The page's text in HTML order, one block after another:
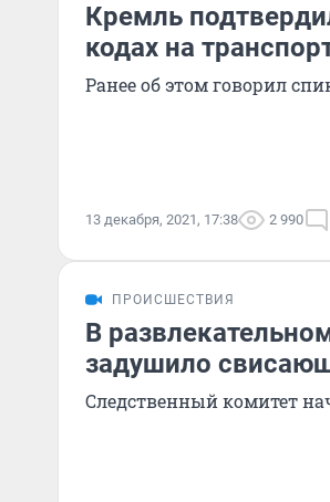
Кремль
кодах на
Ранее об этом говорил
13 декабря, 2021, 17:38 2 990
ПРОИСШЕСТВИЯ
В
задушило
Следственный комитет